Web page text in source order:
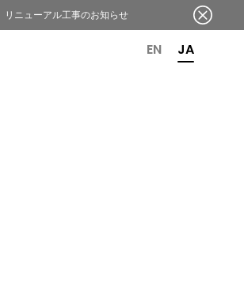
EN JA
リニューアル工事のお知らせ
OR 6TH ANNIVERSARY